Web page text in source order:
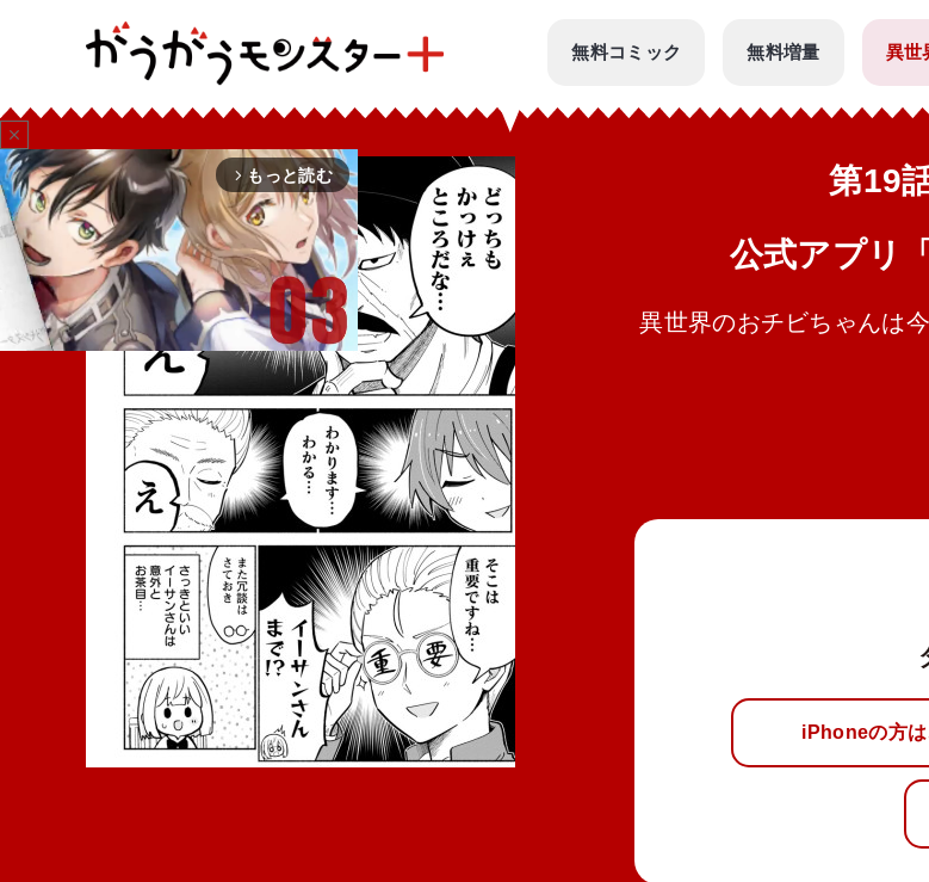
無料コミック 無料増量 異世
第19
公式アプリ
異世界のおチビちゃんは
iPhoneの方は
close
arrow_forward_ios もっと読む
Mute